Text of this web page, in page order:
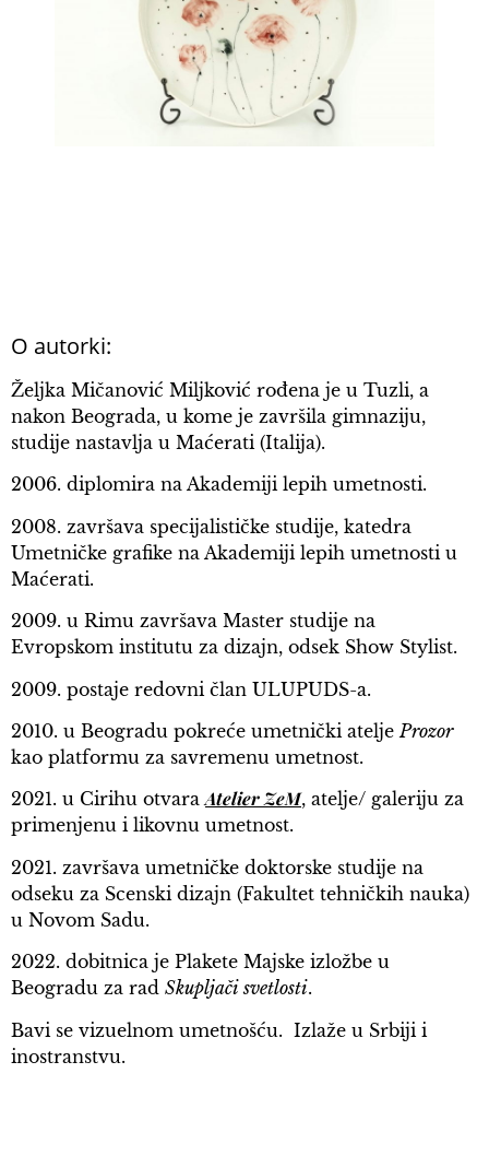
O autorki:
Željka Mičanović Miljković rođena je u Tuzli, a
nakon Beograda, u kome je završila gimnaziju,
studije nastavlja u Maćerati (Italija).
2006. diplomira na Akademiji lepih umetnosti.
2008. završava specijalističke studije, katedra
Umetničke grafike na Akademiji lepih umetnosti u
Maćerati.
2009. u Rimu završava Master studije na
Evropskom institutu za dizajn, odsek Show Stylist.
2009. postaje redovni član ULUPUDS-a.
2010. u Beogradu pokreće umetnički atelje Prozor
kao platformu za savremenu umetnost.
2021. u Cirihu otvaraAtelier ZeM, atelje/ galeriju za
primenjenu i likovnu umetnost.
2021. završava umetničke doktorske studije na
odseku za Scenski dizajn (Fakultet tehničkih nauka)
u Novom Sadu.
2022. dobitnica je Plakete Majske izložbe u
Beogradu za rad Skupljači svetlosti.
Bavi se vizuelnom umetnošću. Izlaže u Srbiji i
inostranstvu.